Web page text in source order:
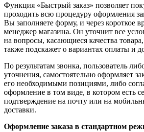
Функция «Быстрый заказ» позволяет
проходить всю процедуру оформления
Вы заполняете форму, и через короткое
менеджер магазина. Он уточнит все
на вопросы, касающиеся качества
также подскажет о вариантах оплаты и
По результатам звонка, пользователь
уточнения, самостоятельно оформляет
его необходимыми позициями, либо
оформление в том виде, в котором есть
подтверждение на почту или на
доставки.
Оформление заказа в стандартном